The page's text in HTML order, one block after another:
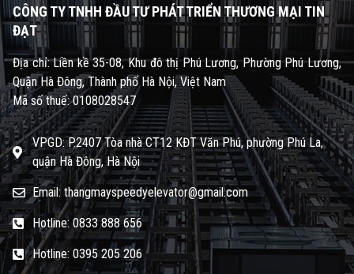
CÔNG TY TNHH ĐẦU TƯ PHÁT TRIỂN THƯƠNG MẠI TIN
ĐẠT
Địa chỉ: Liền kề 35-08, Khu đô thị Phú Lương, Phường Phú Lương,
Quận Hà Đông, Thành phố Hà Nội, Việt Nam
Mã số thuế: 0108028547
VPGD: P.2407 Tòa nhà CT12 KĐT Văn Phú, phường Phú La,
quận Hà Đông, Hà Nội
Email: thangmayspeedyelevator@gmail.com
Hotline: 0833 888 656
Hotline: 0395 205 206